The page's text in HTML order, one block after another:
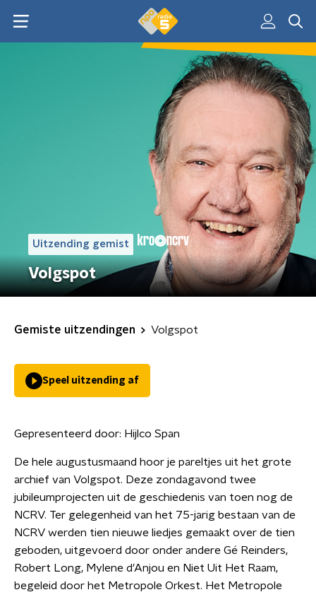
Uitzending gemist
Volgspot
Gemiste uitzendingen Volgspot
Speel uitzending af
Gepresenteerd door: Hijlco Span
De hele augustusmaand hoor je pareltjes uit het grote
archief van Volgspot. Deze zondagavond twee
jubileumprojecten uit de geschiedenis van toen nog de
NCRV. Ter gelegenheid van het 75-jarig bestaan van de
NCRV werden tien nieuwe liedjes gemaakt over de tien
geboden, uitgevoerd door onder andere Gé Reinders,
Robert Long, Mylene d'Anjou en Niet Uit Het Raam,
begeleid door het Metropole Orkest. Het Metropole